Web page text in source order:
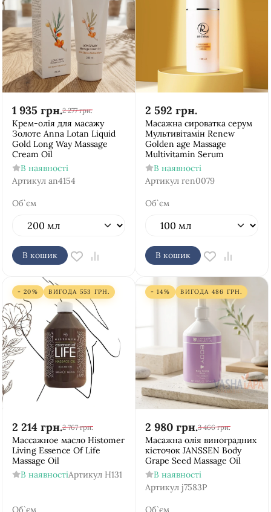
1 935 грн.2 277 грн.
Крем-олія для масажу
Золоте Аnna Lotan Liquid
Gold Long Way Massage
Cream Oil
В наявності
Артикул an4154
Об`єм
В кошик
2 592 грн.
Масажна сироватка серум
Мультивітамін Renew
Golden age Massage
Multivitamin Serum
В наявності
Артикул ren0079
Об`єм
В кошик
- 20% ВИГОДА 553 ГРН.
2 214 грн.2 767 грн.
Массажное масло Histomer
Living Essence Of Life
Massage Oil
В наявностіАртикул H131
Об`єм
- 14% ВИГОДА 486 ГРН.
2 980 грн.3 466 грн.
Масажна олія виноградних
кісточок JANSSEN Body
Grape Seed Massage Oil
В наявності
Артикул j7583P
Об`єм